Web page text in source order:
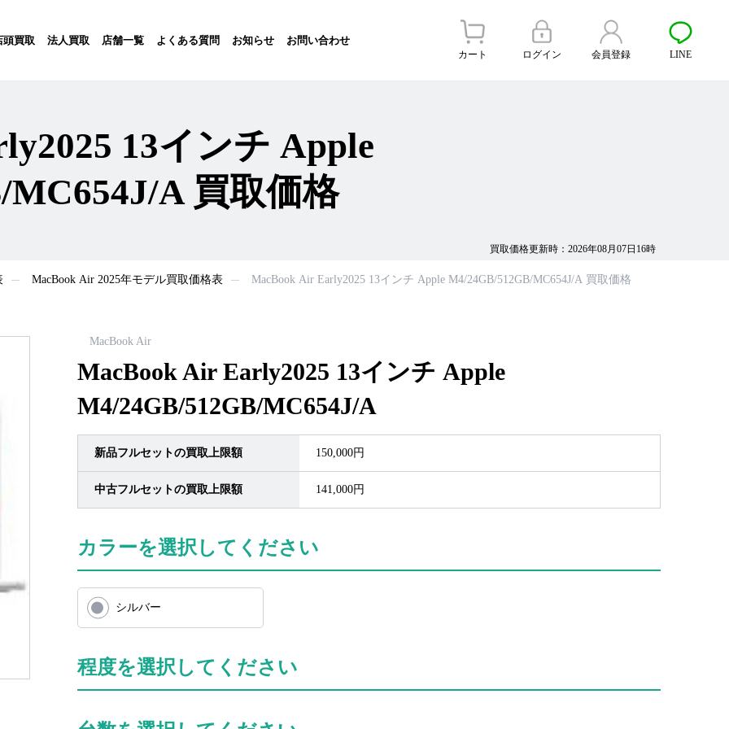
頭買取 法人買取 店舗一覧 よくある質問 お知らせ お問い合わせ
カート ログイン 会員登録 LINE
買取価格更新時：2026年08月07日16時
13インチ Apple
MC654J/A 買取価格
MacBook Air 2025年モデル買取価格表 MacBook Air Early2025 13インチ Apple M4/24GB/512GB/MC654J/A 買取価格
MacBook Air
MacBook Air Early2025 13インチ Apple
M4/24GB/512GB/MC654J/A
新品フルセットの買取上限額 150,000円
中古フルセットの買取上限額 141,000円
カラーを選択してください
シルバー
程度を選択してください